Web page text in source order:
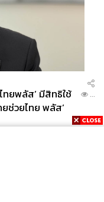
ทยพลัส’ มีสิทธิใช้
ช่วยไทย พลัส’
...